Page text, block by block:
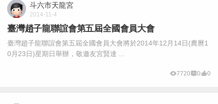
斗六市天龍宮
2014-11-4
臺灣趙子龍聯誼會第五屆全國會員大會
臺灣趙子龍聯誼會第五屆全國會員大會將於2014年12月14日(農曆1
0月23日)星期日舉辦，敬邀友宮賢達 ...
7720 0 0